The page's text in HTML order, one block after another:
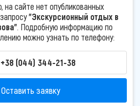
на сайте нет опубликованных
"Экскурсионный отдых в
. Подробную информацию по
можно узнать по телефону:
+38 (044) 344-21-38
Оставить заявку